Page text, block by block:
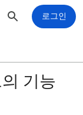
로그인
기능